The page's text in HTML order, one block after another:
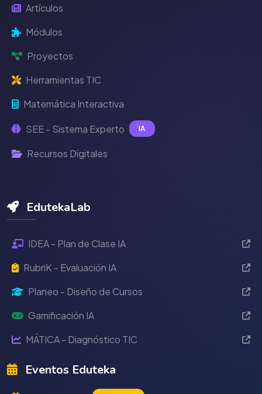
Artículos
Módulos
Proyectos
Herramientas TIC
Matemática Interactiva
SEE - Sistema Experto IA
Recursos Digitales
EdutekaLab
IDEA - Plan de Clase IA
RubriK - Evaluación IA
Planeo - Diseño de Cursos
Gamificación IA
MÁTICA - Diagnóstico TIC
Eventos Eduteka